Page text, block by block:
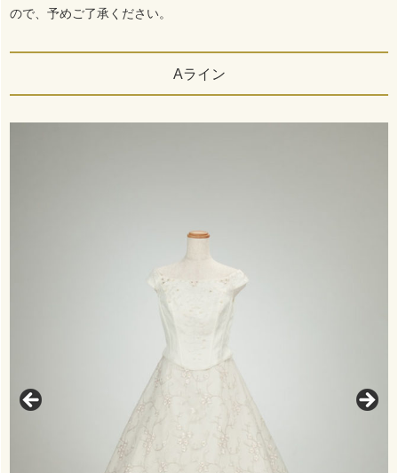
ので、予めご了承ください。
Aライン